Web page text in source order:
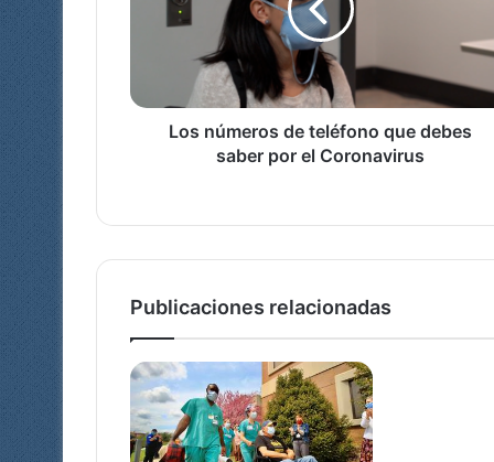
el
Coronavirus
Los números de teléfono que debes
saber por el Coronavirus
Publicaciones relacionadas